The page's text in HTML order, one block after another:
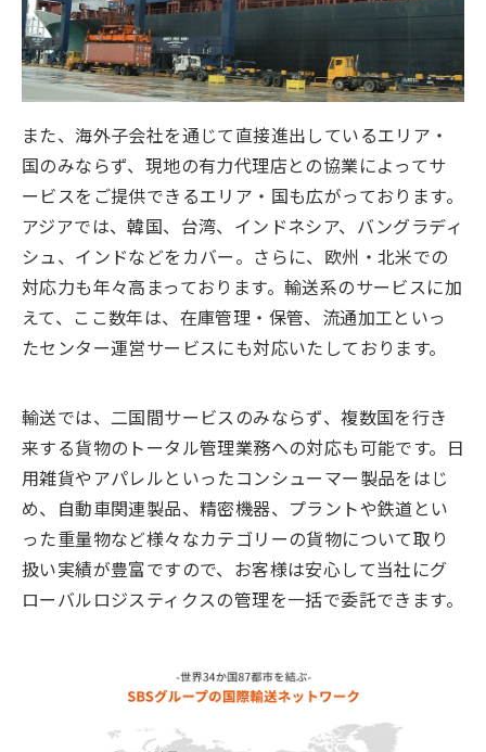
また、海外子会社を通じて直接進出しているエリア・
国のみならず、現地の有力代理店との協業によってサ
ービスをご提供できるエリア・国も広がっております。
アジアでは、韓国、台湾、インドネシア、バングラディ
シュ、インドなどをカバー。さらに、欧州・北米での
対応力も年々高まっております。輸送系のサービスに加
えて、ここ数年は、在庫管理・保管、流通加工といっ
たセンター運営サービスにも対応いたしております。
輸送では、二国間サービスのみならず、複数国を行き
来する貨物のトータル管理業務への対応も可能です。日
用雑貨やアパレルといったコンシューマー製品をはじ
め、自動車関連製品、精密機器、プラントや鉄道とい
った重量物など様々なカテゴリーの貨物について取り
扱い実績が豊富ですので、お客様は安心して当社にグ
ローバルロジスティクスの管理を一括で委託できます。